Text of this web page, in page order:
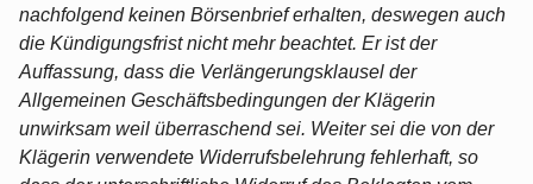
nachfolgend keinen Börsenbrief erhalten, deswegen auch
die Kündigungsfrist nicht mehr beachtet. Er ist der
Auffassung, dass die Verlängerungsklausel der
Allgemeinen Geschäftsbedingungen der Klägerin
unwirksam weil überraschend sei. Weiter sei die von der
Klägerin verwendete Widerrufsbelehrung fehlerhaft, so